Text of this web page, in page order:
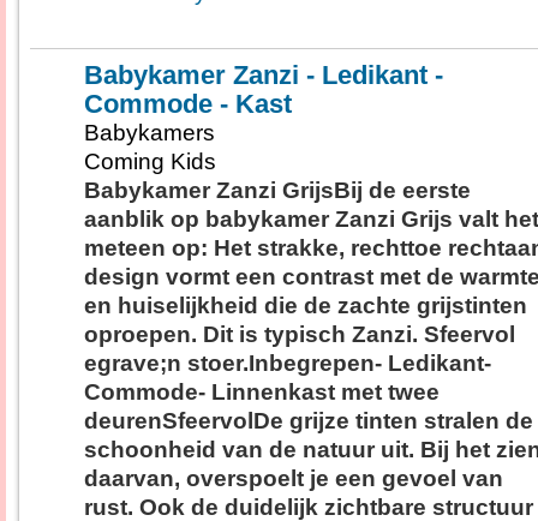
Babykamer Zanzi - Ledikant -
Commode - Kast
Babykamers
Coming Kids
Babykamer Zanzi GrijsBij de eerste
aanblik op babykamer Zanzi Grijs valt het
meteen op: Het strakke, rechttoe
design vormt een contrast met de
en huiselijkheid die de zachte grijstinten
oproepen. Dit is typisch Zanzi. Sfeervol
egrave;n stoer.Inbegrepen- Ledikant-
Commode- Linnenkast met twee
deurenSfeervolDe grijze tinten stralen de
schoonheid van de natuur uit. Bij het
daarvan, overspoelt je een gevoel van
rust. Ook de duidelijk zichtbare structuur